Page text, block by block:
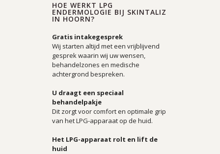
HOE WERKT LPG
ENDERMOLOGIE BIJ SKINTALIZ
IN HOORN?
Gratis intakegesprek
Wij starten altijd met een vrijblijvend
gesprek waarin wij uw wensen,
behandelzones en medische
achtergrond bespreken.
U draagt een speciaal
behandelpakje
Dit zorgt voor comfort en optimale grip
van het LPG-apparaat op de huid.
Het LPG-apparaat rolt en lift de
huid